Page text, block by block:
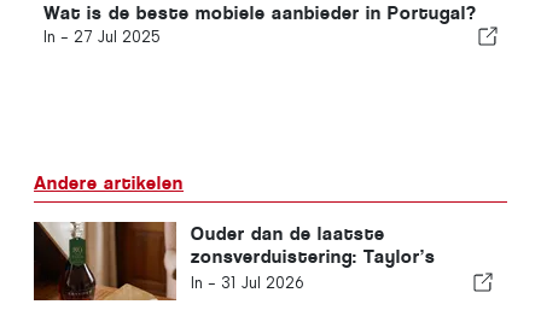
Wat is de beste mobiele aanbieder in Portugal?
In - 27 Jul 2025
Andere artikelen
Ouder dan de laatste
zonsverduistering: Taylor’s
onthult VVOP White Port
In - 31 Jul 2026